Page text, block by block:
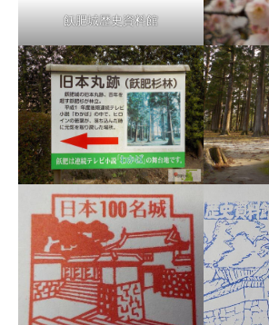
飫肥城歴史資料館